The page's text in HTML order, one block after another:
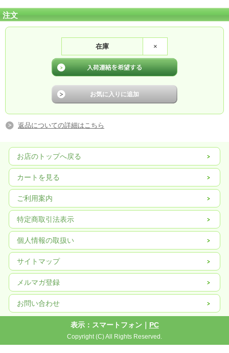
注文
在庫 ×
返品についての詳細はこちら
お店のトップへ戻る
カートを見る
ご利用案内
特定商取引法表示
個人情報の取扱い
サイトマップ
メルマガ登録
お問い合わせ
表示：スマートフォン｜ PC
Copyright (C) All Rights Reserved.